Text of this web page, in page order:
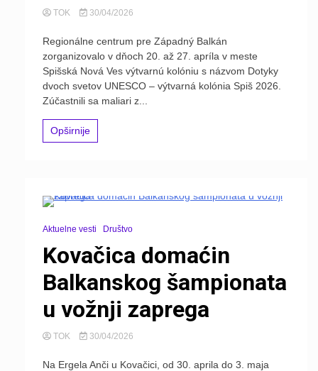
TOK 30/04/2026
Regionálne centrum pre Západný Balkán
zorganizovalo v dňoch 20. až 27. apríla v meste
Spišská Nová Ves výtvarnú kolóniu s názvom Dotyky
dvoch svetov UNESCO – výtvarná kolónia Spiš 2026.
Zúčastnili sa maliari z...
Opširnije
Aktuelne vesti Društvo
Kovačica domaćin
Balkanskog šampionata
u vožnji zaprega
TOK 30/04/2026
Na Ergela Anči u Kovačici, od 30. aprila do 3. maja